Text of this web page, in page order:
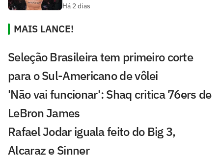
Há 2 dias
MAIS LANCE!
Seleção Brasileira tem primeiro corte
para o Sul-Americano de vôlei
'Não vai funcionar': Shaq critica 76ers de
LeBron James
Rafael Jodar iguala feito do Big 3,
Alcaraz e Sinner